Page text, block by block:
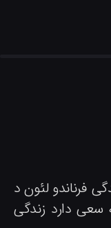
و نویسندگی فرناندو لئون د
سعی دارد زندگی